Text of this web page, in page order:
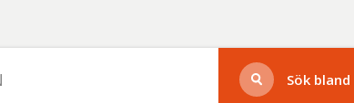
Sök bland